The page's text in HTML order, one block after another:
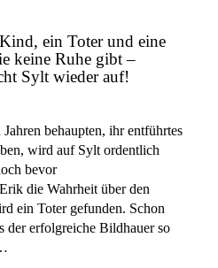
ein Toter und eine
keine Ruhe gibt –
Sylt wieder auf!
behaupten, ihr entführtes
wird auf Sylt ordentlich
bevor
die Wahrheit über den
ein Toter gefunden. Schon
der erfolgreiche Bildhauer so